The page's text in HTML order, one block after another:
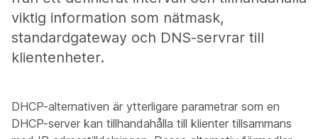
viktig information som nätmask,
standardgateway och DNS-servrar till
klientenheter.
DHCP-alternativen är ytterligare parametrar som en
DHCP-server kan tillhandahålla till klienter tillsammans